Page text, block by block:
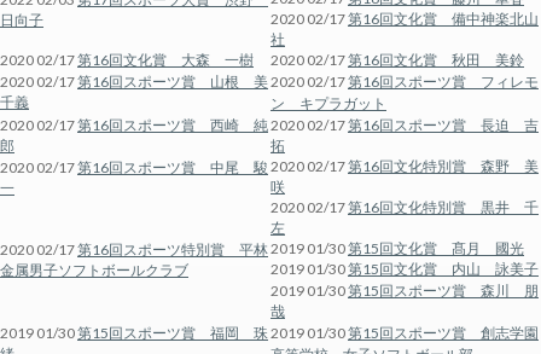
日向子
2020 02/17第16回文化賞 備中神楽北山
社
2020 02/17第16回文化賞 大森 一樹 2020 02/17第16回文化賞 秋田 美鈴
2020 02/17第16回スポーツ賞 山根 美
千義
2020 02/17第16回スポーツ賞 フィレモ
ン キプラガット
2020 02/17第16回スポーツ賞 西崎 純
郎
2020 02/17第16回スポーツ賞 長迫 吉
拓
2020 02/17第16回スポーツ賞 中尾 駿
一
2020 02/17第16回文化特別賞 森野 美
咲
2020 02/17第16回文化特別賞 黒井 千
左
2020 02/17第16回スポーツ特別賞 平林
金属男子ソフトボールクラブ
2019 01/30第15回文化賞 髙月 國光
2019 01/30第15回文化賞 内山 詠美子
2019 01/30第15回スポーツ賞 森川 朋
哉
2019 01/30第15回スポーツ賞 福岡 珠2019 01/30第15回スポーツ賞 創志学園